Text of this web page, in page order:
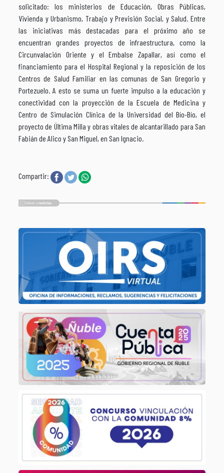
solicitado: los ministerios de Educación, Obras Públicas,
Vivienda y Urbanismo, Trabajo y Previsión Social, y Salud. Entre
las iniciativas más destacadas para el próximo año se
encuentran grandes proyectos de infraestructura, como la
Circunvalación Oriente y el Embalse Zapallar, así como el
financiamiento para el Hospital Regional y la reposición de los
Centros de Salud Familiar en las comunas de San Gregorio y
Portezuelo. A esto se suma un fuerte impulso a la educación y
conectividad con la proyección de la Escuela de Medicina y
Centro de Simulación Clínica de la Universidad del Bío-Bío, el
proyecto de Última Milla y obras vitales de alcantarillado para San
Fabián de Alico y San Miguel, en San Ignacio.
Compartir: